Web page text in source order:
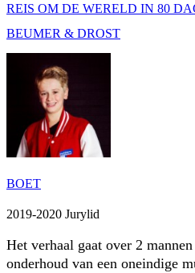
REIS OM DE WERELD IN 80
BEUMER & DROST
BOET
2019-2020 Jurylid
Het verhaal gaat over 2
onderhoud van een oneindige